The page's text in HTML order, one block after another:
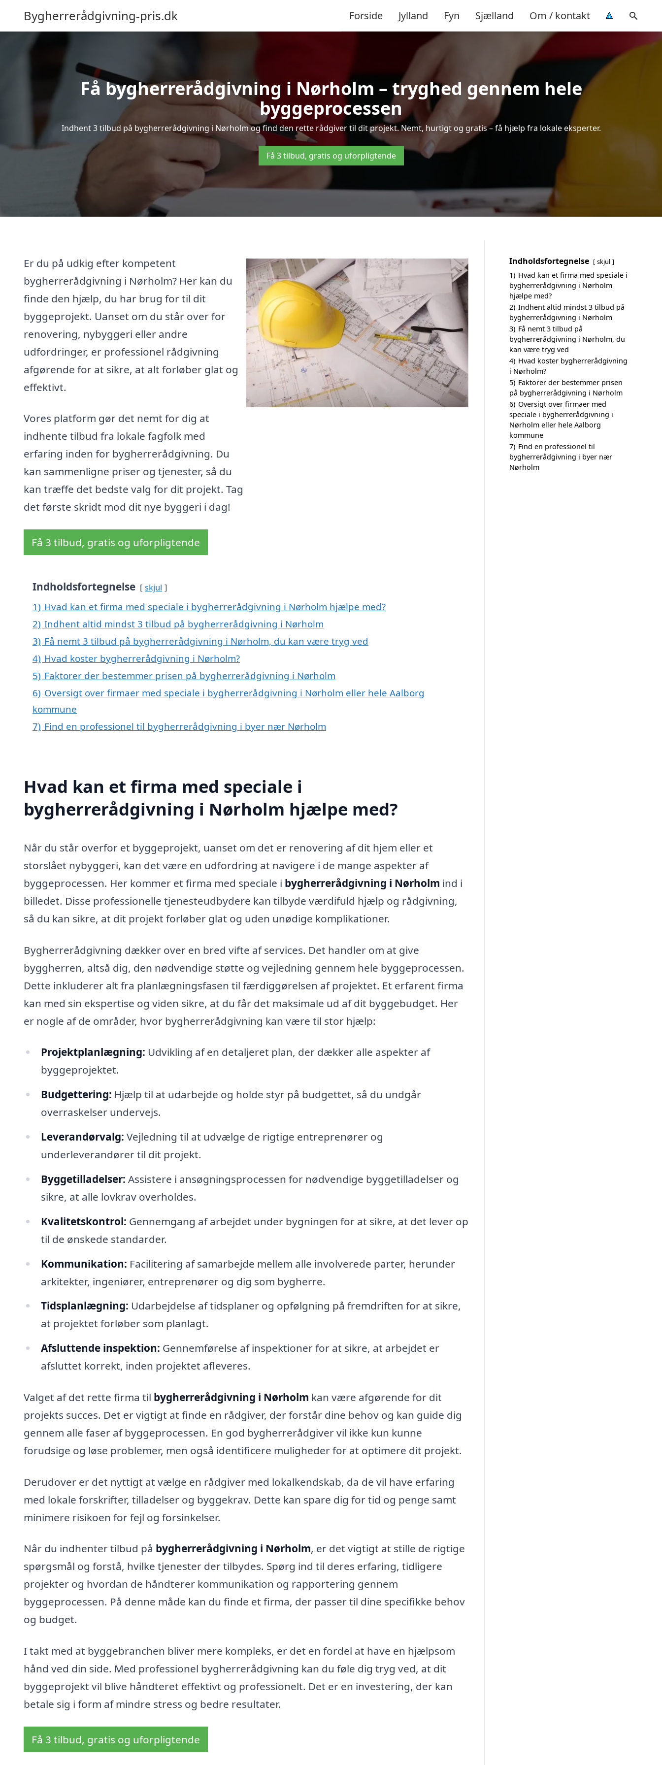
Bygherrerådgivning-pris.dk Forside Jylland Fyn Sjælland Om / kontakt
Få bygherrerådgivning i Nørholm – tryghed gennem hele
byggeprocessen
Indhent 3 tilbud på bygherrerådgivning i Nørholm og find den rette rådgiver til dit projekt. Nemt, hurtigt og gratis – få hjælp fra lokale eksperter.
Få 3 tilbud, gratis og uforpligtende
Er du på udkig efter kompetent
bygherrerådgivning i Nørholm? Her kan du
finde den hjælp, du har brug for til dit
byggeprojekt. Uanset om du står over for
renovering, nybyggeri eller andre
udfordringer, er professionel rådgivning
afgørende for at sikre, at alt forløber glat og
effektivt.
Vores platform gør det nemt for dig at
indhente tilbud fra lokale fagfolk med
erfaring inden for bygherrerådgivning. Du
kan sammenligne priser og tjenester, så du
kan træffe det bedste valg for dit projekt. Tag
det første skridt mod dit nye byggeri i dag!
Få 3 tilbud, gratis og uforpligtende
Indholdsfortegnelse skjul
1) Hvad kan et firma med speciale i bygherrerådgivning i Nørholm hjælpe med?
2) Indhent altid mindst 3 tilbud på bygherrerådgivning i Nørholm
3) Få nemt 3 tilbud på bygherrerådgivning i Nørholm, du kan være tryg ved
4) Hvad koster bygherrerådgivning i Nørholm?
5) Faktorer der bestemmer prisen på bygherrerådgivning i Nørholm
6) Oversigt over firmaer med speciale i bygherrerådgivning i Nørholm eller hele Aalborg
kommune
7) Find en professionel til bygherrerådgivning i byer nær Nørholm
Hvad kan et firma med speciale i
bygherrerådgivning i Nørholm hjælpe med?
Når du står overfor et byggeprojekt, uanset om det er renovering af dit hjem eller et
storslået nybyggeri, kan det være en udfordring at navigere i de mange aspekter af
byggeprocessen. Her kommer et firma med speciale i bygherrerådgivning i Nørholm ind i
billedet. Disse professionelle tjenesteudbydere kan tilbyde værdifuld hjælp og rådgivning,
så du kan sikre, at dit projekt forløber glat og uden unødige komplikationer.
Bygherrerådgivning dækker over en bred vifte af services. Det handler om at give
byggherren, altså dig, den nødvendige støtte og vejledning gennem hele byggeprocessen.
Dette inkluderer alt fra planlægningsfasen til færdiggørelsen af projektet. Et erfarent firma
kan med sin ekspertise og viden sikre, at du får det maksimale ud af dit byggebudget. Her
er nogle af de områder, hvor bygherrerådgivning kan være til stor hjælp:
Projektplanlægning: Udvikling af en detaljeret plan, der dækker alle aspekter af
byggeprojektet.
Budgettering: Hjælp til at udarbejde og holde styr på budgettet, så du undgår
overraskelser undervejs.
Leverandørvalg: Vejledning til at udvælge de rigtige entreprenører og
underleverandører til dit projekt.
Byggetilladelser: Assistere i ansøgningsprocessen for nødvendige byggetilladelser og
sikre, at alle lovkrav overholdes.
Kvalitetskontrol: Gennemgang af arbejdet under bygningen for at sikre, at det lever op
til de ønskede standarder.
Kommunikation: Facilitering af samarbejde mellem alle involverede parter, herunder
arkitekter, ingeniører, entreprenører og dig som bygherre.
Tidsplanlægning: Udarbejdelse af tidsplaner og opfølgning på fremdriften for at sikre,
at projektet forløber som planlagt.
Afsluttende inspektion: Gennemførelse af inspektioner for at sikre, at arbejdet er
afsluttet korrekt, inden projektet afleveres.
Valget af det rette firma til bygherrerådgivning i Nørholm kan være afgørende for dit
projekts succes. Det er vigtigt at finde en rådgiver, der forstår dine behov og kan guide dig
gennem alle faser af byggeprocessen. En god bygherrerådgiver vil ikke kun kunne
forudsige og løse problemer, men også identificere muligheder for at optimere dit projekt.
Derudover er det nyttigt at vælge en rådgiver med lokalkendskab, da de vil have erfaring
med lokale forskrifter, tilladelser og byggekrav. Dette kan spare dig for tid og penge samt
minimere risikoen for fejl og forsinkelser.
Når du indhenter tilbud på bygherrerådgivning i Nørholm, er det vigtigt at stille de rigtige
spørgsmål og forstå, hvilke tjenester der tilbydes. Spørg ind til deres erfaring, tidligere
projekter og hvordan de håndterer kommunikation og rapportering gennem
byggeprocessen. På denne måde kan du finde et firma, der passer til dine specifikke behov
og budget.
I takt med at byggebranchen bliver mere kompleks, er det en fordel at have en hjælpsom
hånd ved din side. Med professionel bygherrerådgivning kan du føle dig tryg ved, at dit
byggeprojekt vil blive håndteret effektivt og professionelt. Det er en investering, der kan
betale sig i form af mindre stress og bedre resultater.
Få 3 tilbud, gratis og uforpligtende
Indholdsfortegnelse skjul
1) Hvad kan et firma med speciale i
bygherrerådgivning i Nørholm
hjælpe med?
2) Indhent altid mindst 3 tilbud på
bygherrerådgivning i Nørholm
3) Få nemt 3 tilbud på
bygherrerådgivning i Nørholm, du
kan være tryg ved
4) Hvad koster bygherrerådgivning
i Nørholm?
5) Faktorer der bestemmer prisen
på bygherrerådgivning i Nørholm
6) Oversigt over firmaer med
speciale i bygherrerådgivning i
Nørholm eller hele Aalborg
kommune
7) Find en professionel til
bygherrerådgivning i byer nær
Nørholm